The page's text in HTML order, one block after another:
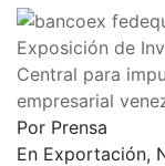
Exposición de
Central para
empresarial
Por Prensa
En Exportación,